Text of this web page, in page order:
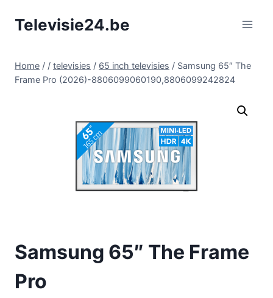
naarTelevisie24.be
Home / / televisies / 65 inch televisies / Samsung 65″ The
Frame Pro (2026)-8806099060190,8806099242824
Samsung 65″ The Frame
Pro